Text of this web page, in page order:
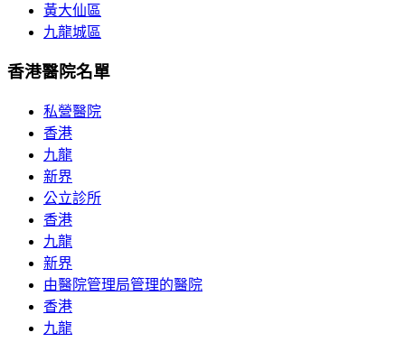
黃大仙區
九龍城區
香港醫院名單
私營醫院
香港
九龍
新界
公立診所
香港
九龍
新界
由醫院管理局管理的醫院
香港
九龍